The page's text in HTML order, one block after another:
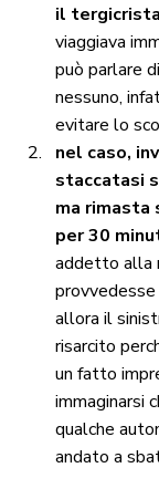
il
viaggiava
può parlare
nessuno,
evitare lo
nel caso,
staccatasi
ma rimasta
per 30
addetto alla
provvedesse
allora il
risarcito
un fatto
immaginarsi
qualche
andato a